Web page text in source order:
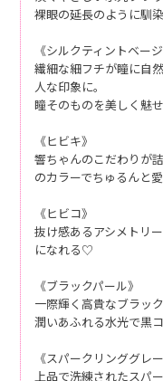
裸眼の延長のように馴
《シルクティントベージ
繊細な細フチが瞳に自
人な印象に。
瞳そのものを美しく魅
《ヒビキ》
響ちゃんのこだわりが
のカラーでちゅるんと
《ヒビコ》
抜け感あるアシメトリ
になれる♡
《ブラックパール》
一際輝く高貴なブラック
潤いあふれる水光で黒
《スパークリンググレー
上品で洗練されたスパ